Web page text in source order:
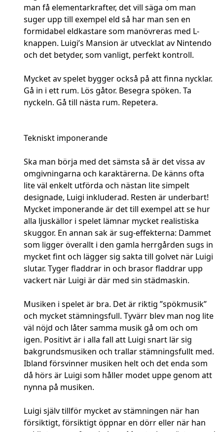
man få elementarkrafter, det vill säga om man
suger upp till exempel eld så har man sen en
formidabel eldkastare som manövreras med L-
knappen. Luigi’s Mansion är utvecklat av Nintendo
och det betyder, som vanligt, perfekt kontroll.
Mycket av spelet bygger också på att finna nycklar.
Gå in i ett rum. Lös gåtor. Besegra spöken. Ta
nyckeln. Gå till nästa rum. Repetera.
Tekniskt imponerande
Ska man börja med det sämsta så är det vissa av
omgivningarna och karaktärerna. De känns ofta
lite väl enkelt utförda och nästan lite simpelt
designade, Luigi inkluderad. Resten är underbart!
Mycket imponerande är det till exempel att se hur
alla ljuskällor i spelet lämnar mycket realistiska
skuggor. En annan sak är sug-effekterna: Dammet
som ligger överallt i den gamla herrgården sugs in
mycket fint och lägger sig sakta till golvet när Luigi
slutar. Tyger fladdrar in och brasor fladdrar upp
vackert när Luigi är där med sin städmaskin.
Musiken i spelet är bra. Det är riktig ”spökmusik”
och mycket stämningsfull. Tyvärr blev man nog lite
väl nöjd och låter samma musik gå om och om
igen. Positivt är i alla fall att Luigi snart lär sig
bakgrundsmusiken och trallar stämningsfullt med.
Ibland försvinner musiken helt och det enda som
då hörs är Luigi som håller modet uppe genom att
nynna på musiken.
Luigi själv tillför mycket av stämningen när han
försiktigt, försiktigt öppnar en dörr eller när han